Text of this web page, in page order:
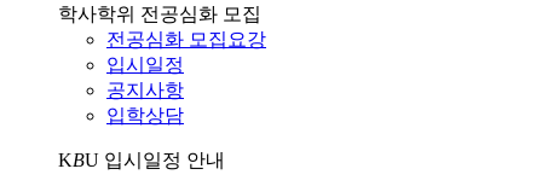
학사학위 전공심화 모집
전공심화 모집요강
입시일정
공지사항
입학상담
KBU 입시일정 안내